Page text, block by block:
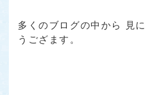
多くのブログの中から 見
うござます。